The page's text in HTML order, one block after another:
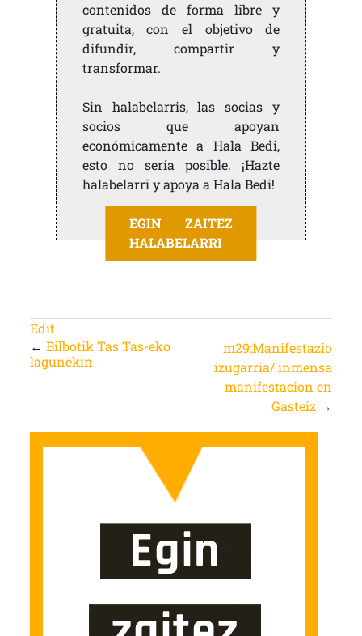
contenidos de forma libre y
gratuita, con el objetivo de
difundir, compartir y
transformar.
Sin halabelarris, las socias y
socios que apoyan
económicamente a Hala Bedi,
esto no sería posible. ¡Hazte
halabelarri y apoya a Hala Bedi!
EGIN ZAITEZ
HALABELARRI
Edit
← Bilbotik Tas Tas-eko
lagunekin
m29:Manifestazio
izugarria/ inmensa
manifestacion en
Gasteiz →